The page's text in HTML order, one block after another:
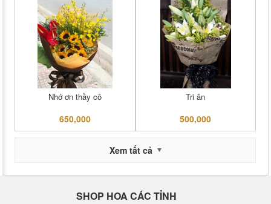
Nhớ ơn thầy cô
650,000
Tri ân
500,000
Xem tất cả
SHOP HOA CÁC TỈNH